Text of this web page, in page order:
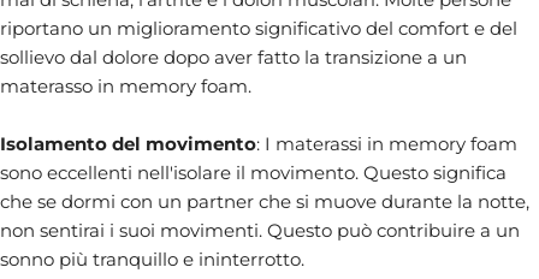
riportano un miglioramento significativo del comfort e del
sollievo dal dolore dopo aver fatto la transizione a un
materasso in memory foam.
Isolamento del movimento: I materassi in memory foam
sono eccellenti nell'isolare il movimento. Questo significa
che se dormi con un partner che si muove durante la notte,
non sentirai i suoi movimenti. Questo può contribuire a un
sonno più tranquillo e ininterrotto.